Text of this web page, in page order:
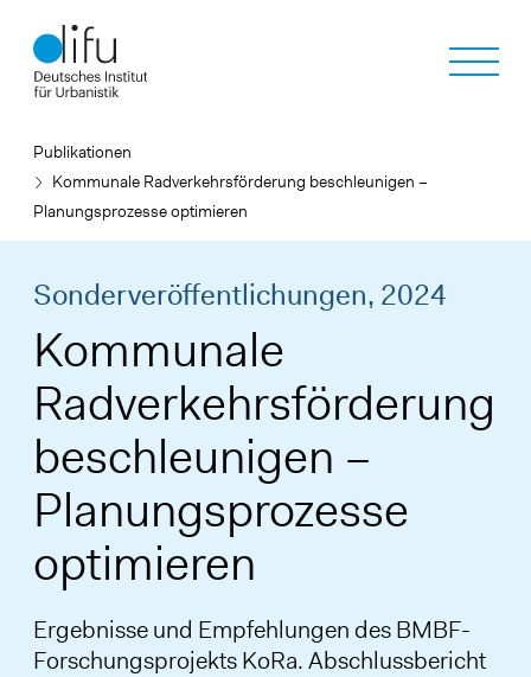
zum
Inhalt
Publikationen
Kommunale Radverkehrsförderung beschleunigen –
Planungsprozesse optimieren
Sonderveröffentlichungen, 2024
Kommunale
Radverkehrsförderung
beschleunigen –
Planungsprozesse
optimieren
Ergebnisse und Empfehlungen des BMBF-
Forschungsprojekts KoRa. Abschlussbericht